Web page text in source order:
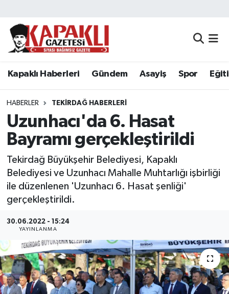
Kapaklı Haberleri Gündem Asayiş Spor
HABERLER TEKIRDAĞ HABERLERI
Uzunhacı'da 6. Hasat
Bayramı gerçekleştirildi
Tekirdağ Büyükşehir Belediyesi, Kapaklı
Belediyesi ve Uzunhacı Mahalle Muhtarlığı işbirliği
ile düzenlenen 'Uzunhacı 6. Hasat şenliği'
gerçekleştirildi.
30.06.2022 - 15:24
YAYINLANMA
Kapaklı Haberleri
Asayiş
Spor
Eğitim
Siyaset
Resmi Reklamlar
Tekirdağ
Ekonomi
Sağlık
Tekirdağ Nöbetçi Eczaneler
Tekirdağ Namaz Vakitleri
Tekirdağ Trafik Yoğunluk Haritası
Süper Lig Puan Durumu ve Fikstür
Tüm Manşetler
Son Dakika Haberleri
Haber Arşivi